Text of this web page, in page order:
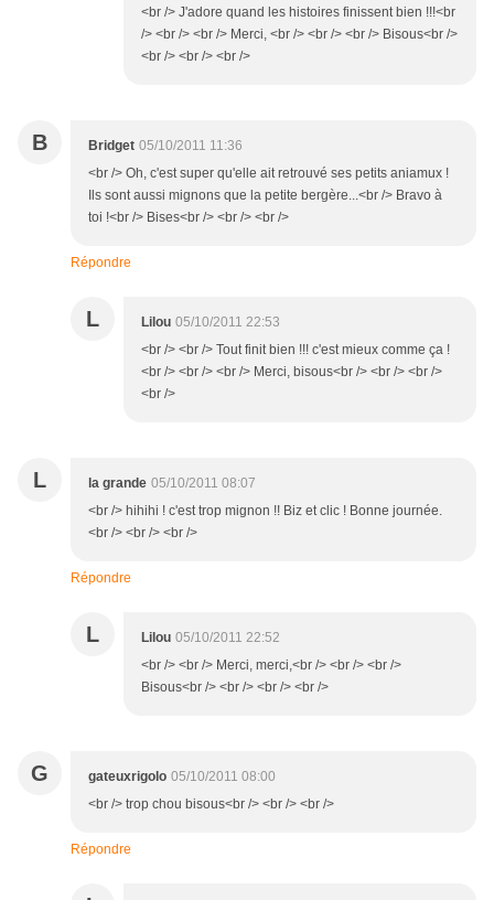
<br /> J'adore quand les histoires finissent bien !!!<br
/> <br /> <br /> Merci, <br /> <br /> <br /> Bisous<br />
<br /> <br /> <br />
B Bridget 05/10/2011 11:36
<br /> Oh, c'est super qu'elle ait retrouvé ses petits aniamux !
Ils sont aussi mignons que la petite bergère...<br /> Bravo à
toi !<br /> Bises<br /> <br /> <br />
Répondre
L Lilou 05/10/2011 22:53
<br /> <br /> Tout finit bien !!! c'est mieux comme ça !
<br /> <br /> <br /> Merci, bisous<br /> <br /> <br />
<br />
L la grande 05/10/2011 08:07
<br /> hihihi ! c'est trop mignon !! Biz et clic ! Bonne journée.
<br /> <br /> <br />
Répondre
L Lilou 05/10/2011 22:52
<br /> <br /> Merci, merci,<br /> <br /> <br />
Bisous<br /> <br /> <br /> <br />
G gateuxrigolo 05/10/2011 08:00
<br /> trop chou bisous<br /> <br /> <br />
Répondre